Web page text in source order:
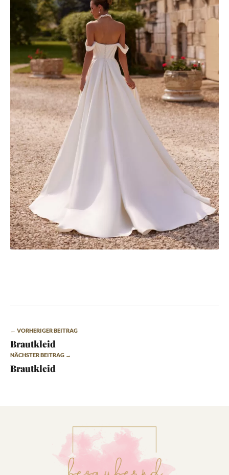
← VORHERIGER BEITRAG
Brautkleid
NÄCHSTER BEITRAG →
Brautkleid